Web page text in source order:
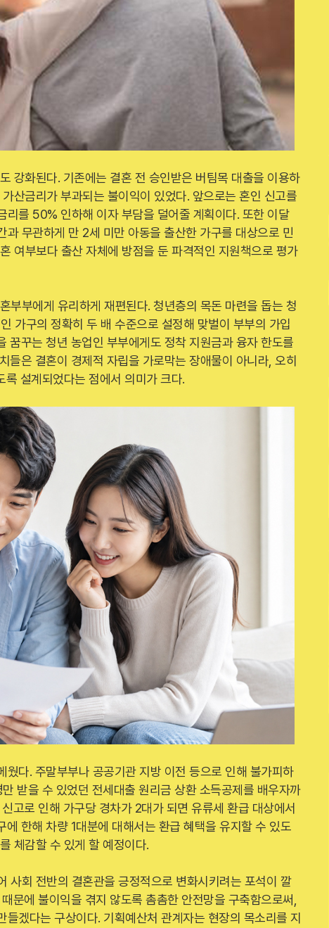
강화된다. 기존에는 결혼 전 승인받은 버팀목 대출을 이용하
산금리가 부과되는 불이익이 있었다. 앞으로는 혼인 신고를
리를 50% 인하해 이자 부담을 덜어줄 계획이다. 또한 이달
무관하게 만 2세 미만 아동을 출산한 가구를 대상으로 민
여부보다 출산 자체에 방점을 둔 파격적인 지원책으로 평가
부부에게 유리하게 재편된다. 청년층의 목돈 마련을 돕는 청
가구의 정확히 두 배 수준으로 설정해 맞벌이 부부의 가입
꿈꾸는 청년 농업인 부부에게도 정착 지원금과 융자 한도를
들은 결혼이 경제적 자립을 가로막는 장애물이 아니라, 오히
설계되었다는 점에서 의미가 크다.
다. 주말부부나 공공기관 지방 이전 등으로 인해 불가피하
받을 수 있었던 전세대출 원리금 상환 소득공제를 배우자까
고로 인해 가구당 경차가 2대가 되면 유류세 환급 대상에서
한해 차량 1대분에 대해서는 환급 혜택을 유지할 수 있도
체감할 수 있게 할 예정이다.
사회 전반의 결혼관을 긍정적으로 변화시키려는 포석이 깔
문에 불이익을 겪지 않도록 촘촘한 안전망을 구축함으로써,
겠다는 구상이다. 기획예산처 관계자는 현장의 목소리를 지